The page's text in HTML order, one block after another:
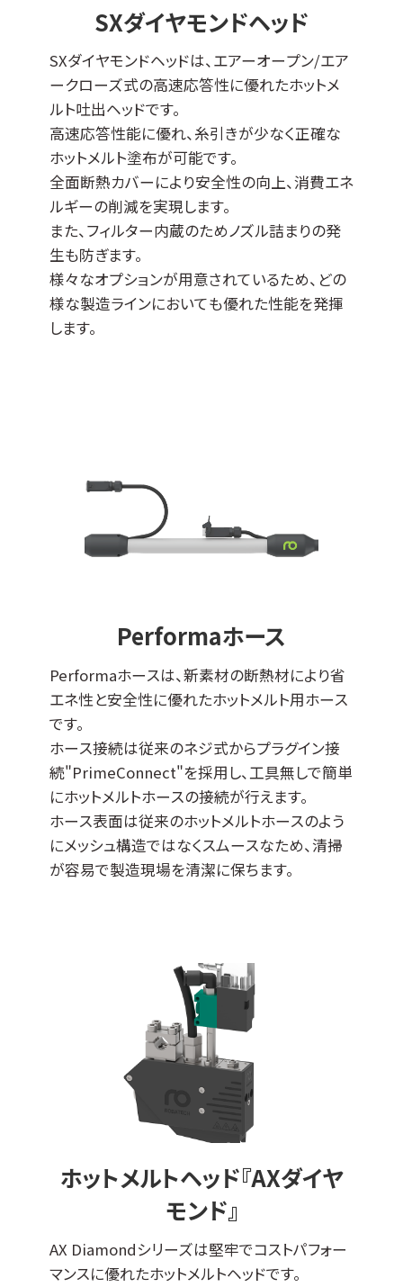
SXダイヤモンドヘッド
SXダイヤモンドヘッドは、エアーオープン/エア
ークローズ式の高速応答性に優れたホットメ
ルト吐出ヘッドです。
高速応答性能に優れ、糸引きが少なく正確な
ホットメルト塗布が可能です。
全面断熱カバーにより安全性の向上、消費エネ
ルギーの削減を実現します。
また、フィルター内蔵のためノズル詰まりの発
生も防ぎます。
様々なオプションが用意されているため、どの
様な製造ラインにおいても優れた性能を発揮
します。
Performaホース
Performaホースは、新素材の断熱材により省
エネ性と安全性に優れたホットメルト用ホース
です。
ホース接続は従来のネジ式からプラグイン接
続"PrimeConnect"を採用し、工具無しで簡単
にホットメルトホースの接続が行えます。
ホース表面は従来のホットメルトホースのよう
にメッシュ構造ではなくスムースなため、清掃
が容易で製造現場を清潔に保ちます。
ホットメルトヘッド『AXダイヤ
モンド』
AX Diamondシリーズは堅牢でコストパフォー
マンスに優れたホットメルトヘッドです。